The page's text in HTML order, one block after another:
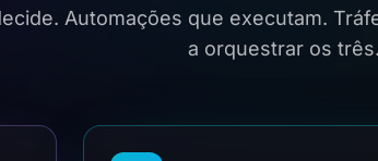
Automações que executam.
a orquestrar os três.